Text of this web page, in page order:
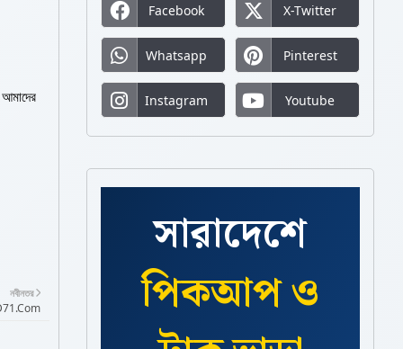
নবীনতর
Facebook X-Twitter
Whatsapp Pinterest
Instagram Youtube
সারাদেশে
পিকআপ ও